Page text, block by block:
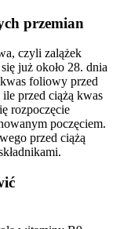
przemian
czyli zalążek
już około 28. dnia
foliowy przed
ile przed ciążą kwas
rozpoczęcie
poczęciem.
przed ciążą